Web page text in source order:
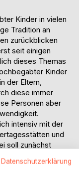
Kinder in vielen
Tradition an
zurückblicken
seit einigen
dieses Themas
Kinder
der Eltern,
diese immer
Personen aber
intensiv mit der
und
soll zunächst
um einen
ermöglichen.
Datenschutzerklärung